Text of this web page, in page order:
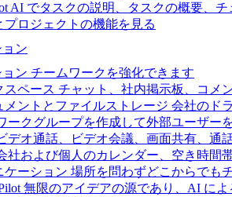
AI でタスクの説明、タスクの概要、
ロジェクトの機能を見る
ン
ン チームワークを強化できます
スペース チャット、社内掲示板、コメ
メントとファイルストレージ 会社のド
ークグループを作成して外部ユーザー
デオ通話、ビデオ会議、画面共有、通
社および個人のカレンダー、空き時間
ケーション 場所を問わずどこからでも
無限のアイデアの源であり、AI に